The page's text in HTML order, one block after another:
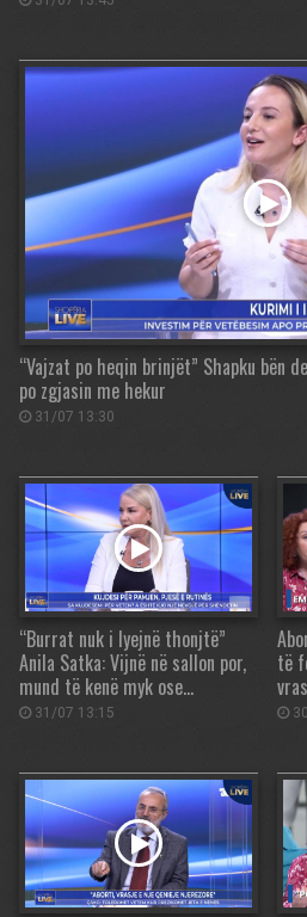
“Vajzat po heqin brinjët” Shapku bën
po zgjasin me hekur
31/07 13:30
“Burrat nuk i lyejnë thonjtë”
Anila Satka: Vijnë në sallon por,
mund të kenë myk ose…
31/07 13:15
të